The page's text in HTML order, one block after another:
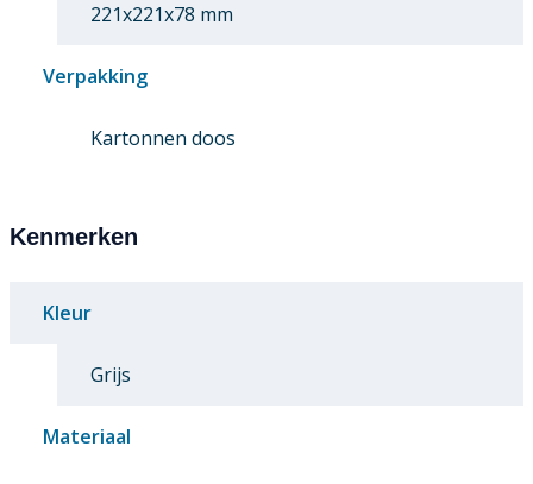
221x221x78 mm
Verpakking
Kartonnen doos
Kenmerken
Kleur
Grijs
Materiaal